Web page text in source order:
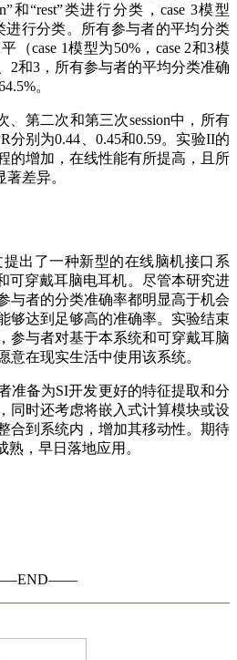
和“rest”类进行分类，case 3模型
进行分类。所有参与者的平均分类
（case 1模型为50%，case 2和3模
2和3，所有参与者的平均分类准确
。
第二次和第三次session中，所有
分别为0.44、0.45和0.59。实验II的
的增加，在线性能有所提高，且所
差异。
了一种新型的在线脑机接口系
可穿戴耳脑电耳机。尽管本研究进
与者的分类准确率都明显高于机会
够达到足够高的准确率。实验结束
参与者对基于本系统和可穿戴耳脑
意在现实生活中使用该系统。
备为SI开发更好的特征提取和分
同时还考虑将嵌入式计算模块或设
合到系统内，增加其移动性。期待
熟，早日落地应用。